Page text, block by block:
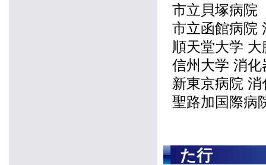
市立貝塚病
市立函館病院
順天堂大学 大
信州大学 消
新東京病院
聖路加国際
た行